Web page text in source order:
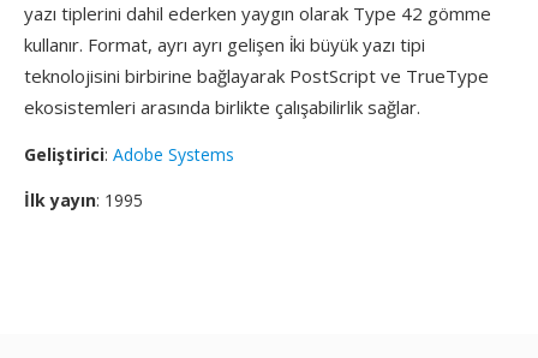
yazı tiplerini dahil ederken yaygın olarak Type 42 gömme
kullanır. Format, ayrı ayrı gelişen i̇ki büyük yazı tipi
teknolojisini birbirine bağlayarak PostScript ve TrueType
ekosistemleri arasında birlikte çalışabilirlik sağlar.
Geliştirici: Adobe Systems
İlk yayın: 1995